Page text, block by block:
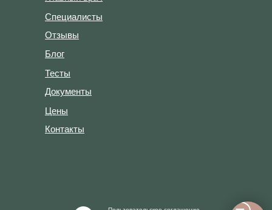
Специалисты
Отзывы
Цены
Документы
Блог
Тесты
Контакты